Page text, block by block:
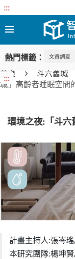
:::
熱門標籤： 文資調查
:::
首頁 斗六舊城
城」高齡者睡眠空間
環境之夜:「斗六
計畫主持人:張岑
本研究團隊:楊坤